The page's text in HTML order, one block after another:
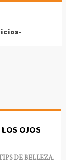
OJOS
DE BELLEZA,